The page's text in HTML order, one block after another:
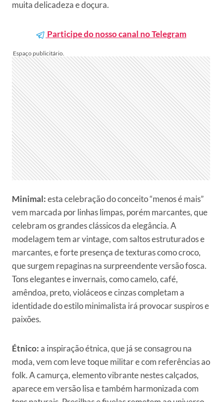
muita delicadeza e doçura.
Participe do nosso canal no Telegram
Minimal:esta celebração do conceito “menos é mais”
vem marcada por linhas limpas, porém marcantes, que
celebram os grandes clássicos da elegância. A
modelagem tem ar vintage, com saltos estruturados e
marcantes, e forte presença de texturas como croco,
que surgem repaginas na surpreendente versão fosca.
Tons elegantes e invernais, como camelo, café,
amêndoa, preto, violáceos e cinzas completam a
identidade do estilo minimalista irá provocar suspiros e
paixões.
Étnico:a inspiração étnica, que já se consagrou na
moda, vem com leve toque militar e com referências ao
folk. A camurça, elemento vibrante nestes calçados,
aparece em versão lisa e também harmonizada com